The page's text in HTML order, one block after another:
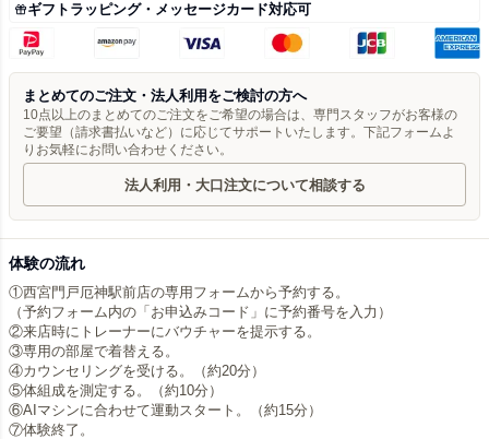
ギフトラッピング・メッセージカード対応可
まとめてのご注文・法人利用をご検討の方へ
10点以上のまとめてのご注文をご希望の場合は、専門スタッフがお客様の
ご要望（請求書払いなど）に応じてサポートいたします。下記フォームよ
りお気軽にお問い合わせください。
法人利用・大口注文について相談する
体験の流れ
①西宮門戸厄神駅前店の専用フォームから予約する。
（予約フォーム内の「お申込みコード」に予約番号を入力）
②来店時にトレーナーにバウチャーを提示する。
③専用の部屋で着替える。
④カウンセリングを受ける。（約20分）
⑤体組成を測定する。（約10分）
⑥AIマシンに合わせて運動スタート。（約15分）
⑦体験終了。